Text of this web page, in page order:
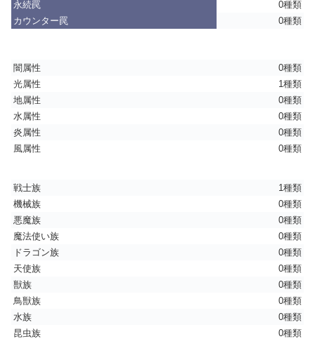
永続罠
0種類
カウンター罠
0種類
闇属性
0種類
光属性
1種類
地属性
0種類
水属性
0種類
炎属性
0種類
風属性
0種類
戦士族
1種類
機械族
0種類
悪魔族
0種類
魔法使い族
0種類
ドラゴン族
0種類
天使族
0種類
獣族
0種類
鳥獣族
0種類
水族
0種類
昆虫族
0種類